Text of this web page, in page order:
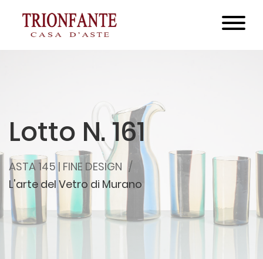
Lotto N. 161
ASTA 145 | FINE DESIGN
L'arte del Vetro di Murano